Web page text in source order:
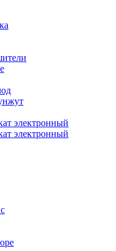
электронный
электронный